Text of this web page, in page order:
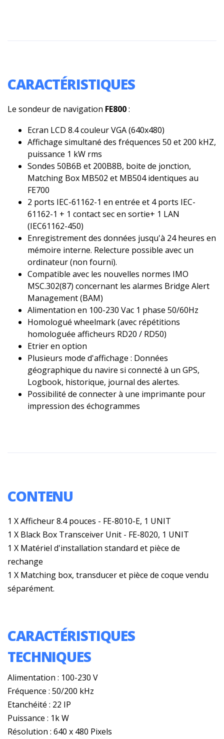
CARACTÉRISTIQUES
Le sondeur de navigation FE800:
Ecran LCD 8.4 couleur VGA (640x480)
Affichage simultané des fréquences 50 et 200 kHZ,
puissance 1 kW rms
Sondes 50B6B et 200B8B, boite de jonction,
Matching Box MB502 et MB504 identiques au
FE700
2 ports IEC-61162-1 en entrée et 4 ports IEC-
61162-1 + 1 contact sec en sortie+ 1 LAN
(IEC61162-450)
Enregistrement des données jusqu'à 24 heures en
mémoire interne. Relecture possible avec un
ordinateur (non fourni).
Compatible avec les nouvelles normes IMO
MSC.302(87) concernant les alarmes Bridge Alert
Management (BAM)
Alimentation en 100-230 Vac 1 phase 50/60Hz
Homologué wheelmark (avec répétitions
homologuée afficheurs RD20 / RD50)
Etrier en option
Plusieurs mode d'affichage : Données
géographique du navire si connecté à un GPS,
Logbook, historique, journal des alertes.
Possibilité de connecter à une imprimante pour
impression des échogrammes
CONTENU
1 X Afficheur 8.4 pouces - FE-8010-E, 1 UNIT
1 X Black Box Transceiver Unit - FE-8020, 1 UNIT
1 X Matériel d'installation standard et pièce de
rechange
1 X Matching box, transducer et pièce de coque vendu
séparément.
CARACTÉRISTIQUES
TECHNIQUES
Alimentation : 100-230 V
Fréquence : 50/200 kHz
Etanchéité : 22 IP
Puissance : 1k W
Résolution : 640 x 480 Pixels